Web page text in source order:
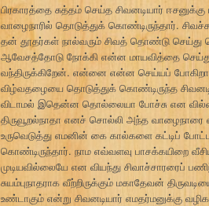
பிரகாரத்தை சுத்தம் செய்த சிவனடியார்
வாழைநாரில் தொடுத்துக் கொண்டிருந்தார்.
தன் தூதர்கள் நால்வரும் சிவத் தொண்டு செய்து
ஆவேசத்தோடு நோக்கி என்ன மாயவித்தை
வந்திருக்கிறேன். என்னை என்ன செய்யப்
விழ்வதழையை தொடுத்துக் கொண்டிருந்த
விடாமல் இதென்ன தொல்லையா போச்சு என
திருவூறல்நாதா எனச் சொல்லி அந்த வாழைநாரை
உருவெடுத்து எமனின் கை கால்களை கட்டிப்
கொண்டிருந்தார். நாம எவ்வளவு பாசக்கயிறை
முடியவில்லையே என வியந்து சிவாச்சாரரைப்
சுயம்புநாதராக வீற்றிருக்கும் மகாதேவன்
உண்டாகும் என்று சிவனடியார் எமதர்மனுக்கு